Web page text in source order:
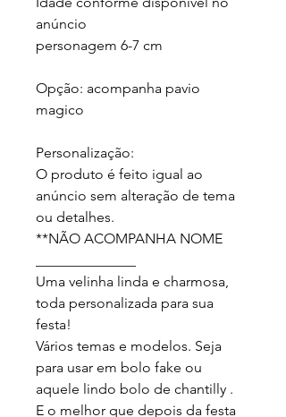
anúncio
personagem 6-7 cm
Opção: acompanha pavio
magico
Personalização:
O produto é feito igual ao
anúncio sem alteração de tema
ou detalhes.
**NÃO ACOMPANHA NOME
Uma velinha linda e charmosa,
toda personalizada para sua
festa!
Vários temas e modelos. Seja
para usar em bolo fake ou
aquele lindo bolo de chantilly .
E o melhor que depois da festa